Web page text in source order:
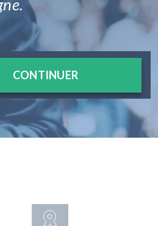
CONTINUER